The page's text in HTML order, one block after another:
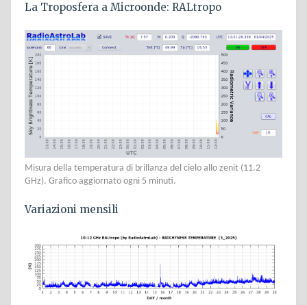
La Troposfera a Microonde: RALtropo
Misura della temperatura di brillanza del cielo allo zenit (11.2
GHz). Grafico aggiornato ogni 5 minuti.
Variazioni mensili